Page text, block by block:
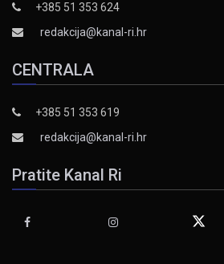
+385 51 353 624
redakcija@kanal-ri.hr
CENTRALA
+385 51 353 619
redakcija@kanal-ri.hr
Pratite Kanal Ri